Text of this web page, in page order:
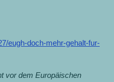
eugh-doch-mehr-gehalt-fur-
vor dem Europäischen